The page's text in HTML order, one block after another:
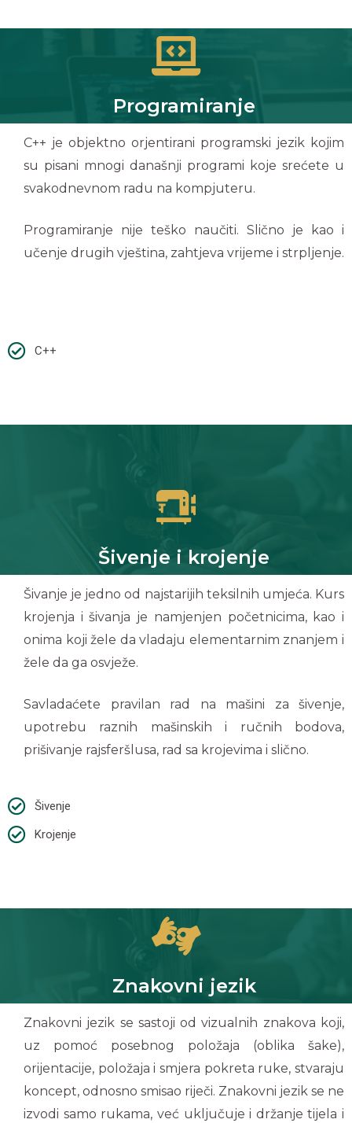
Programiranje
C++ je objektno orjentirani programski jezik kojim
su pisani mnogi današnji programi koje srećete u
svakodnevnom radu na kompjuteru.
Programiranje nije teško naučiti. Slično je kao i
učenje drugih vještina, zahtjeva vrijeme i strpljenje.
C++
Šivenje i krojenje
Šivanje je jedno od najstarijih teksilnih umjeća. Kurs
krojenja i šivanja je namjenjen početnicima, kao i
onima koji žele da vladaju elementarnim znanjem i
žele da ga osvježe.
Savladaćete pravilan rad na mašini za šivenje,
upotrebu raznih mašinskih i ručnih bodova,
prišivanje rajsferšlusa, rad sa krojevima i slično.
Šivenje
Krojenje
Znakovni jezik
Znakovni jezik se sastoji od vizualnih znakova koji,
uz pomoć posebnog položaja (oblika šake),
orijentacije, položaja i smjera pokreta ruke, stvaraju
koncept, odnosno smisao riječi. Znakovni jezik se ne
izvodi samo rukama, već uključuje i držanje tijela i